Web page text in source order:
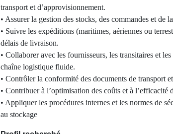
transport et d’approvisionnement.
• Assurer la gestion des stocks, des commandes et de
• Suivre les expéditions (maritimes, aériennes ou
délais de livraison.
• Collaborer avec les fournisseurs, les transitaires et
chaîne logistique fluide.
• Contrôler la conformité des documents de transport
• Contribuer à l’optimisation des coûts et à l’efficacité
• Appliquer les procédures internes et les normes de
au stockage